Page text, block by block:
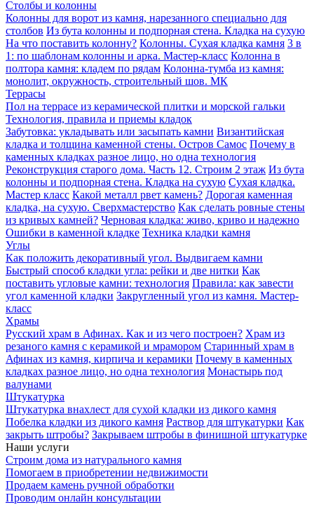
Столбы и колонны
Колонны для ворот из камня, нарезанного специально для
столбов Из бута колонны и подпорная стена. Кладка на сухую
На что поставить колонну? Колонны. Сухая кладка камня 3 в
1: по шаблонам колонны и арка. Мастер-класс Колонна в
полтора камня: кладем по рядам Колонна-тумба из камня:
монолит, окружность, строительный шов. МК
Террасы
Пол на террасе из керамической плитки и морской гальки
Технология, правила и приемы кладок
Забутовка: укладывать или засыпать камни Византийская
кладка и толщина каменной стены. Остров Самос Почему в
каменных кладках разное лицо, но одна технология
Реконструкция старого дома. Часть 12. Строим 2 этаж Из бута
колонны и подпорная стена. Кладка на сухую Сухая кладка.
Мастер класс Какой металл рвет камень? Дорогая каменная
кладка, на сухую. Сверхмастерство Как сделать ровные стены
из кривых камней? Черновая кладка: живо, криво и надежно
Ошибки в каменной кладке Техника кладки камня
Углы
Как положить декоративный угол. Выдвигаем камни
Быстрый способ кладки угла: рейки и две нитки Как
поставить угловые камни: технология Правила: как завести
угол каменной кладки Закругленный угол из камня. Мастер-
класс
Храмы
Русский храм в Афинах. Как и из чего построен? Храм из
резаного камня c керамикой и мрамором Старинный храм в
Афинах из камня, кирпича и керамики Почему в каменных
кладках разное лицо, но одна технология Монастырь под
валунами
Штукатурка
Штукатурка внахлест для сухой кладки из дикого камня
Побелка кладки из дикого камня Раствор для штукатурки Как
закрыть штробы? Закрываем штробы в финишной штукатурке
Наши услуги
Строим дома из натурального камня
Помогаем в приобретении недвижимости
Продаем камень ручной обработки
Проводим онлайн консультации